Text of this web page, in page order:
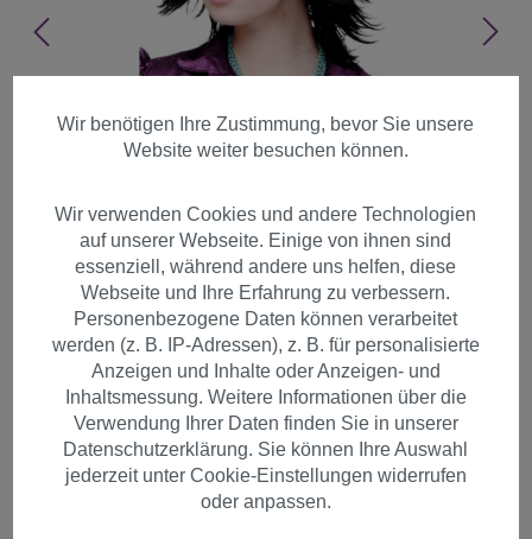
Perücke schwarz scharf! stark
gestufte Haare 8019-2
Wir benötigen Ihre Zustimmung, bevor Sie unsere
Website weiter besuchen können.
Wir verwenden Cookies und andere Technologien
auf unserer Webseite. Einige von ihnen sind
essenziell, während andere uns helfen, diese
Webseite und Ihre Erfahrung zu verbessern.
Personenbezogene Daten können verarbeitet
werden (z. B. IP-Adressen), z. B. für personalisierte
Anzeigen und Inhalte oder Anzeigen- und
Inhaltsmessung. Weitere Informationen über die
Verwendung Ihrer Daten finden Sie in unserer
Datenschutzerklärung. Sie können Ihre Auswahl
jederzeit unter Cookie-Einstellungen widerrufen
oder anpassen.